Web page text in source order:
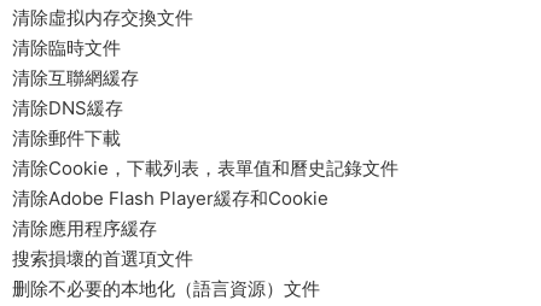
清除虛拟内存交換文件
清除臨時文件
清除互聯網緩存
清除DNS緩存
清除郵件下載
清除Cookie，下載列表，表單值和曆史記錄文件
清除Adobe Flash Player緩存和Cookie
清除應用程序緩存
搜索損壞的首選項文件
删除不必要的本地化（語言資源）文件